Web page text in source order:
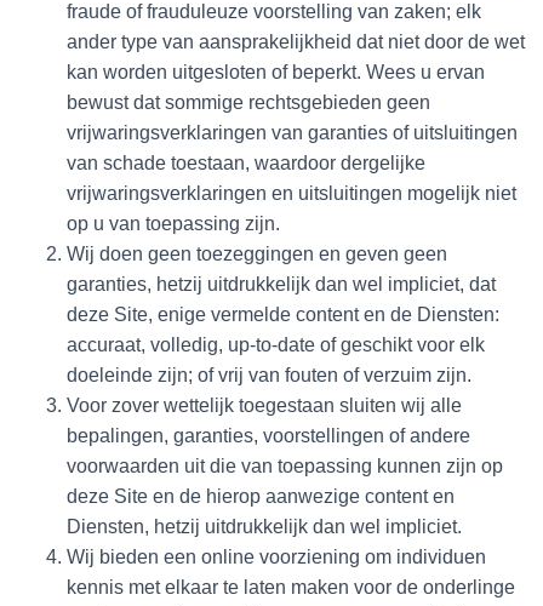
fraude of frauduleuze voorstelling van zaken; elk
ander type van aansprakelijkheid dat niet door de wet
kan worden uitgesloten of beperkt. Wees u ervan
bewust dat sommige rechtsgebieden geen
vrijwaringsverklaringen van garanties of uitsluitingen
van schade toestaan, waardoor dergelijke
vrijwaringsverklaringen en uitsluitingen mogelijk niet
op u van toepassing zijn.
Wij doen geen toezeggingen en geven geen
garanties, hetzij uitdrukkelijk dan wel impliciet, dat
deze Site, enige vermelde content en de Diensten:
accuraat, volledig, up-to-date of geschikt voor elk
doeleinde zijn; of vrij van fouten of verzuim zijn.
Voor zover wettelijk toegestaan sluiten wij alle
bepalingen, garanties, voorstellingen of andere
voorwaarden uit die van toepassing kunnen zijn op
deze Site en de hierop aanwezige content en
Diensten, hetzij uitdrukkelijk dan wel impliciet.
Wij bieden een online voorziening om individuen
kennis met elkaar te laten maken voor de onderlinge